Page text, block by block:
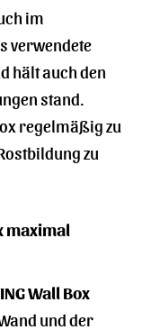
im
verwendete
hält auch den
stand.
regelmäßig zu
zu
maximal
Wall Box
und der